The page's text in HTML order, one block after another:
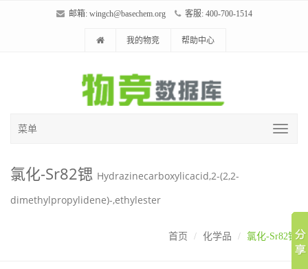
邮箱: wingch@basechem.org 客服: 400-700-1514
我的物竞 帮助中心
菜单
氯化-Sr82锶 Hydrazinecarboxylicacid,2-(2,2-
dimethylpropylidene)-,ethylester
首页 化学品 氯化-Sr82锶